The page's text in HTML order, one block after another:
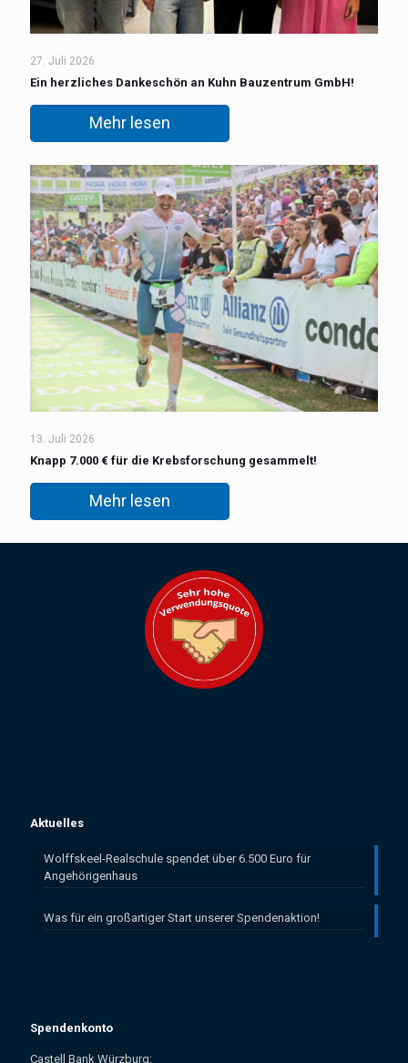
27. Juli 2026
Ein herzliches Dankeschön an Kuhn Bauzentrum GmbH!
Mehr lesen
13. Juli 2026
Knapp 7.000 € für die Krebsforschung gesammelt!
Mehr lesen
Aktuelles
Wolffskeel-Realschule spendet über 6.500 Euro für
Angehörigenhaus
Was für ein großartiger Start unserer Spendenaktion!
Spendenkonto
Castell Bank Würzburg: